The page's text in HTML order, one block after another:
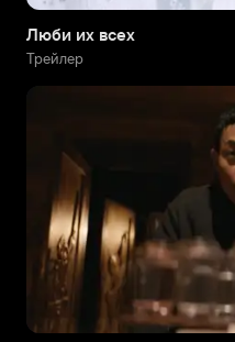
Люби их всех
Трейлер